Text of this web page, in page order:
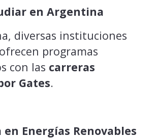
en Argentina
diversas instituciones
programas
con las carreras
Gates.
Energías Renovables